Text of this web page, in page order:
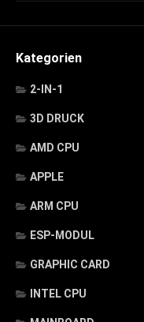
Kategorien
2-IN-1
3D DRUCK
AMD CPU
APPLE
ARM CPU
ESP-MODUL
GRAPHIC CARD
INTEL CPU